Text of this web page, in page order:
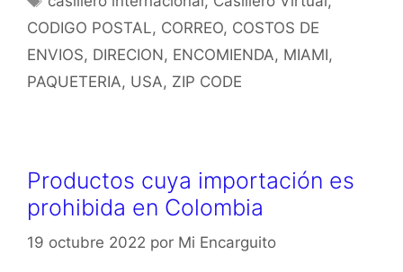
CODIGO POSTAL, CORREO, COSTOS DE
ENVIOS, DIRECION, ENCOMIENDA, MIAMI,
PAQUETERIA, USA, ZIP CODE
Productos cuya importación es
prohibida en Colombia
19 octubre 2022 por Mi Encarguito